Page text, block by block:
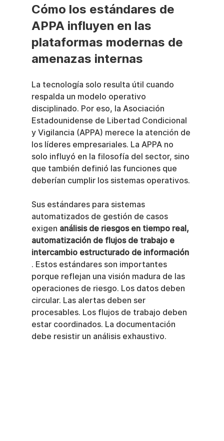
Cómo los estándares de
APPA influyen en las
plataformas modernas de
amenazas internas
La tecnología solo resulta útil cuando
respalda un modelo operativo
disciplinado. Por eso, la Asociación
Estadounidense de Libertad Condicional
y Vigilancia (APPA) merece la atención de
los líderes empresariales. La APPA no
solo influyó en la filosofía del sector, sino
que también definió las funciones que
deberían cumplir los sistemas operativos.
Sus estándares para sistemas
automatizados de gestión de casos
exigen análisis de riesgos en tiempo real,
automatización de flujos de trabajo e
intercambio estructurado de información
. Estos estándares son importantes
porque reflejan una visión madura de las
operaciones de riesgo. Los datos deben
circular. Las alertas deben ser
procesables. Los flujos de trabajo deben
estar coordinados. La documentación
debe resistir un análisis exhaustivo.